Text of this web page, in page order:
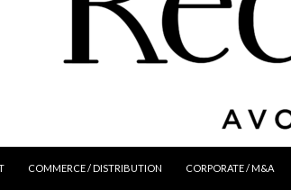
COMMERCE / DISTRIBUTION CORPORATE / M&A